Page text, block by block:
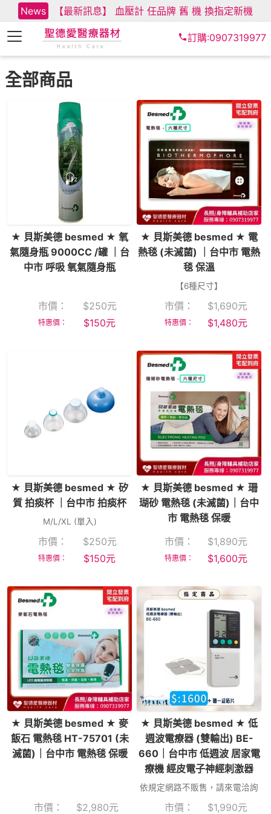
News 【最新訊息】 血壓計 任品牌 舊 機 換指定新機
訂購:0907319977
全部商品
★ 貝斯美德 besmed ★ 氧
氣隨身瓶 9000CC /罐 ｜台
中市 呼吸 氧氣隨身瓶
市價： $250元
特惠價： $150元
★ 貝斯美德 besmed ★ 電
熱毯 (未滅菌) ｜台中市 電熱
毯 保溫
【6種尺寸】
市價： $1,690元
特惠價： $1,480元
★ 貝斯美德 besmed ★ 矽
質 拍痰杯 ｜台中市 拍痰杯
M/L/XL (單入)
市價： $250元
特惠價： $150元
★ 貝斯美德 besmed ★ 珊
瑚砂 電熱毯 (未滅菌)｜台中
市 電熱毯 保暖
市價：
$1,890元
特惠價： $1,600元
★ 貝斯美德 besmed ★ 麥
飯石 電熱毯 HT-75701 (未
滅菌)｜台中市 電熱毯 保暖
市價： $2,980元
★ 貝斯美德 besmed ★ 低
週波電療器 (雙輸出) BE-
660｜台中市 低週波 居家電
療機 經皮電子神經刺激器
依規定網路不販售，請來電洽詢
市價： $1,990元